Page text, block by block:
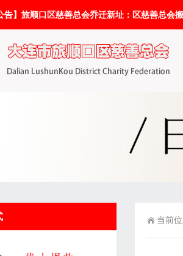
告】旅顺口区慈善总会乔迁新址：区慈善总
当前位